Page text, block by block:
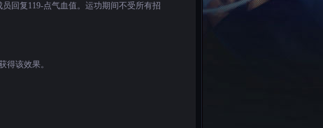
回复119-点气血值。运功期间不受所有招
得该效果。